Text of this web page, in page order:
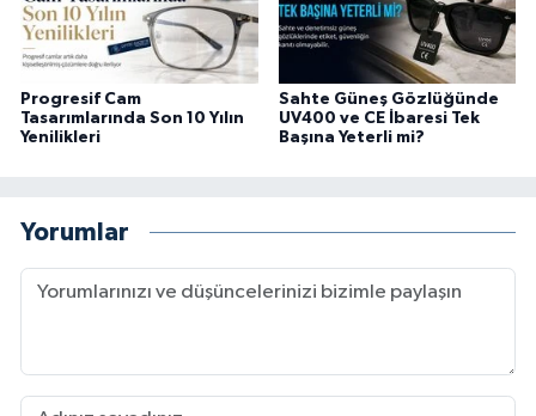
Progresif Cam
Tasarımlarında Son 10 Yılın
Yenilikleri
Sahte Güneş Gözlüğünde
UV400 ve CE İbaresi Tek
Başına Yeterli mi?
Yorumlar